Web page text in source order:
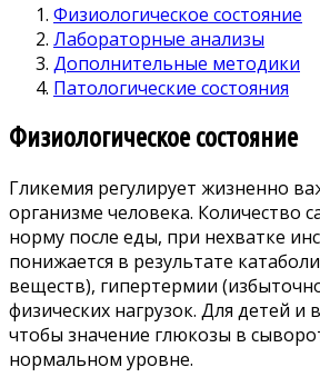
Физиологическое состояние
Лабораторные анализы
Дополнительные методики
Патологические состояния
Физиологическое состояние
Гликемия регулирует жизненно
организме человека. Количество
норму после еды, при нехватке
понижается в результате
веществ), гипертермии
физических нагрузок. Для детей и
чтобы значение глюкозы в
нормальном уровне.